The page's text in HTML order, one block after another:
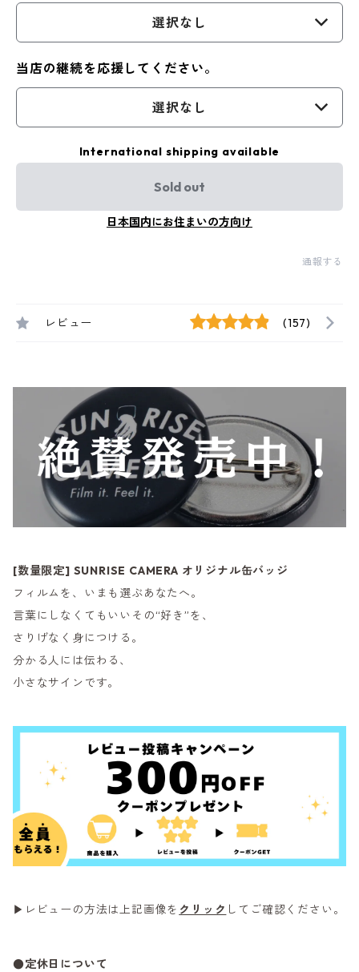
選択なし
当店の継続を応援してください。
選択なし
International shipping available
Sold out
日本国内にお住まいの方向け
通報する
レビュー (157)
[数量限定] SUNRISE CAMERA オリジナル缶バッジ
フィルムを、いまも選ぶあなたへ。
言葉にしなくてもいいその“好き”を、
さりげなく身につける。
分かる人には伝わる、
小さなサインです。
▶レビューの方法は上記画像を クリック してご確認ください。
●定休日について